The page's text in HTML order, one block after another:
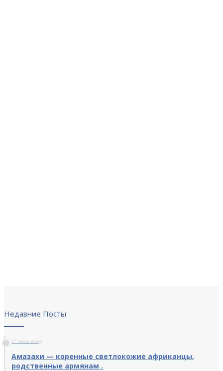
Недавние Посты
17 часов назад
Амазахи — коренные светлокожие африканцы,
родственные армянам .